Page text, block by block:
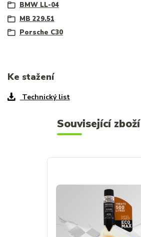
BMW LL-04
MB 229.51
Porsche C30
Ke stažení
Technický list
Související zboží